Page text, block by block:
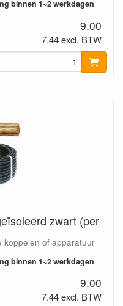
binnen 1~2 werkdagen
9.00
7.44 excl. BTW
zwart (per
koppelen of apparatuur
binnen 1~2 werkdagen
9.00
7.44 excl. BTW